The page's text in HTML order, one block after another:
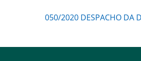
050/2020 DESPACHO DA